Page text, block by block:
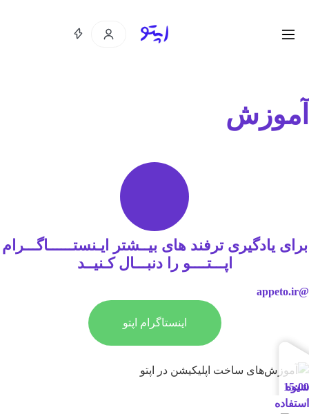
آموزش
برای یادگیری ترفند های بیــشتر ایـنستــــــاگـــرام
اپـــتــــو را دنبـــال کـنیــد
@appeto.ir
اینستاگرام اپتو
شیوه
استفاده
15:00